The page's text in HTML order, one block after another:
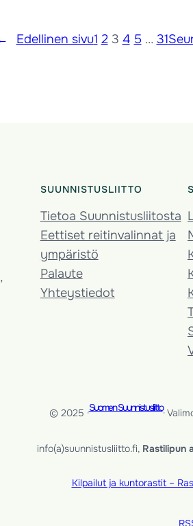
Edellinen sivu1 2 3 4 5 … 31
SUUNNISTUSLIITTO
Tietoa Suunnistusliitosta
Eettiset reitinvalinnat ja
ympäristö
Palaute
Yhteystiedot
© 2025 ·Suomen Suunnistusliitto·
info(a)suunnistusliitto.fi, Rastilipun
Kilpailut ja kuntorastit –